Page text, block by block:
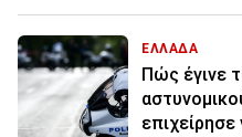
ΕΛΛΑΔΑ
Πώς έγινε